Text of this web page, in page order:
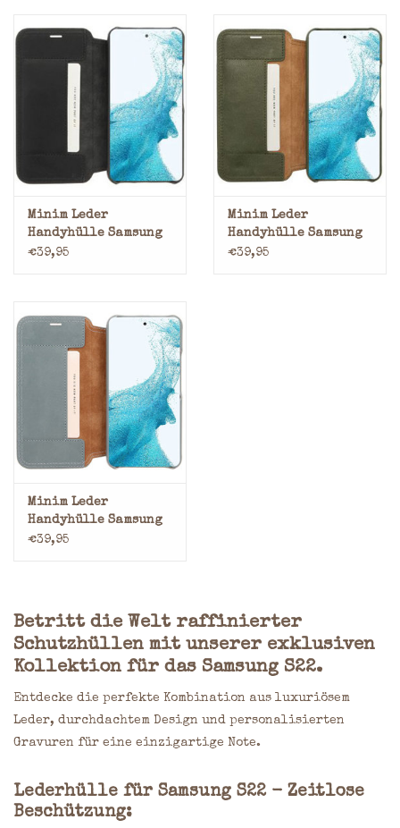
Minim Leder
Handyhülle Samsung
S22 Bookcase Schwarz
€39,95
Minim Leder
Handyhülle Samsung
S22 Bookcase Olive
€39,95
Minim Leder
Handyhülle Samsung
S22 Bookcase Blau
€39,95
Betritt die Welt raffinierter
Schutzhüllen mit unserer exklusiven
Kollektion für das Samsung S22.
Entdecke die perfekte Kombination aus luxuriösem
Leder, durchdachtem Design und personalisierten
Gravuren für eine einzigartige Note.
Lederhülle für Samsung S22 - Zeitlose
Beschützung: